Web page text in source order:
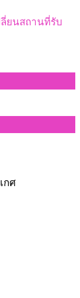
ลี่ยนสถานที่รับ
กศ